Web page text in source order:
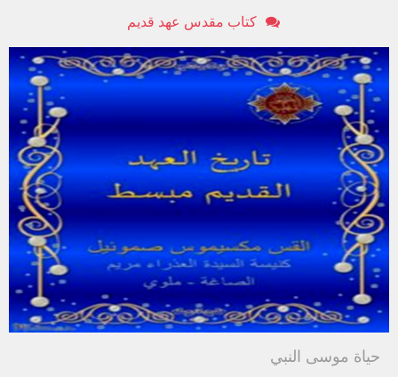
كتاب مقدس عهد قديم
حياة موسى النبي